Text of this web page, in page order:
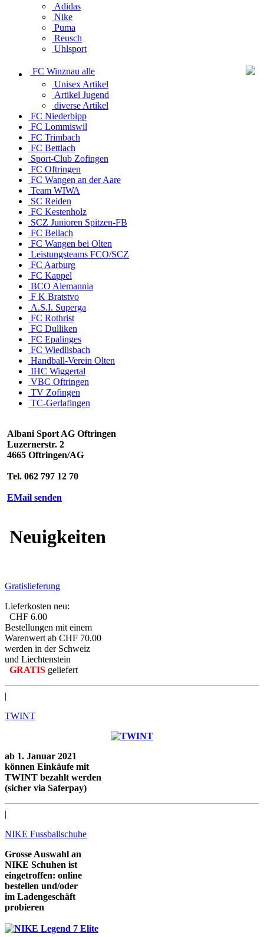
Adidas
Nike
Puma
Reusch
Uhlsport
FC Winznau alle
Unisex Artikel
Artikel Jugend
diverse Artikel
FC Niederbipp
FC Lommiswil
FC Trimbach
FC Bettlach
Sport-Club Zofingen
FC Oftringen
FC Wangen an der Aare
Team WIWA
SC Reiden
FC Kestenholz
SCZ Junioren Spitzen-FB
FC Bellach
FC Wangen bei Olten
Leistungsteams FCO/SCZ
FC Aarburg
FC Kappel
BCO Alemannia
F K Bratstvo
A.S.I. Superga
FC Rothrist
FC Dulliken
FC Epalinges
FC Wiedlisbach
Handball-Verein Olten
IHC Wiggertal
VBC Oftringen
TV Zofingen
TC-Gerlafingen
Albani Sport AG Oftringen
Luzernerstr. 2
4665 Oftringen/AG
Tel. 062 797 12 70
EMail senden
Neuigkeiten
Gratislieferung
Lieferkosten neu:
CHF 6.00
Bestellungen mit einem
Warenwert ab CHF 70.00
werden in der Schweiz
und Liechtenstein
GRATIS geliefert
|
TWINT
ab 1. Januar 2021
können Einkäufe mit
TWINT bezahlt werden
(sicher via Saferpay)
|
NIKE Fussballschuhe
Grosse Auswahl an
NIKE Schuhen ist
eingetroffen: online
bestellen und/oder
im Ladengeschäft
probieren